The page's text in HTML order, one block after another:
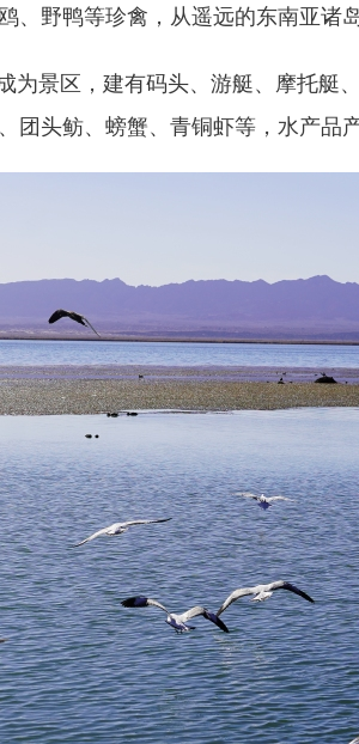
野鸭等珍禽，从遥远的东南亚诸
区，建有码头、游艇、摩托艇
头鲂、螃蟹、青铜虾等，水产品